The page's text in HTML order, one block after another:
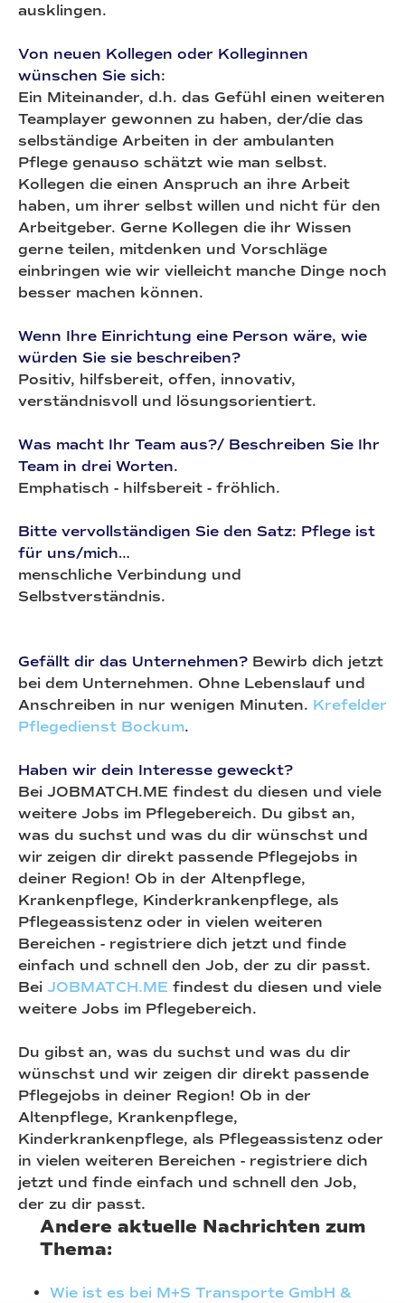
ausklingen.
Von neuen Kollegen oder Kolleginnen
wünschen Sie sich:
Ein Miteinander, d.h. das Gefühl einen weiteren
Teamplayer gewonnen zu haben, der/die das
selbständige Arbeiten in der ambulanten
Pflege genauso schätzt wie man selbst.
Kollegen die einen Anspruch an ihre Arbeit
haben, um ihrer selbst willen und nicht für den
Arbeitgeber. Gerne Kollegen die ihr Wissen
gerne teilen, mitdenken und Vorschläge
einbringen wie wir vielleicht manche Dinge noch
besser machen können.
Wenn Ihre Einrichtung eine Person wäre, wie
würden Sie sie beschreiben?
Positiv, hilfsbereit, offen, innovativ,
verständnisvoll und lösungsorientiert.
Was macht Ihr Team aus?/ Beschreiben Sie Ihr
Team in drei Worten.
Emphatisch - hilfsbereit - fröhlich.
Bitte vervollständigen Sie den Satz: Pflege ist
für uns/mich…
menschliche Verbindung und
Selbstverständnis.
Gefällt dir das Unternehmen? Bewirb dich jetzt
bei dem Unternehmen. Ohne Lebenslauf und
Anschreiben in nur wenigen Minuten. Krefelder
Pflegedienst Bockum.
Haben wir dein Interesse geweckt?
Bei JOBMATCH.ME findest du diesen und viele
weitere Jobs im Pflegebereich. Du gibst an,
was du suchst und was du dir wünschst und
wir zeigen dir direkt passende Pflegejobs in
deiner Region! Ob in der Altenpflege,
Krankenpflege, Kinderkrankenpflege, als
Pflegeassistenz oder in vielen weiteren
Bereichen - registriere dich jetzt und finde
einfach und schnell den Job, der zu dir passt.
Bei JOBMATCH.ME findest du diesen und viele
weitere Jobs im Pflegebereich.
Du gibst an, was du suchst und was du dir
wünschst und wir zeigen dir direkt passende
Pflegejobs in deiner Region! Ob in der
Altenpflege, Krankenpflege,
Kinderkrankenpflege, als Pflegeassistenz oder
in vielen weiteren Bereichen - registriere dich
jetzt und finde einfach und schnell den Job,
der zu dir passt.
Andere aktuelle Nachrichten zum
Thema:
Wie ist es bei M+S Transporte GmbH &